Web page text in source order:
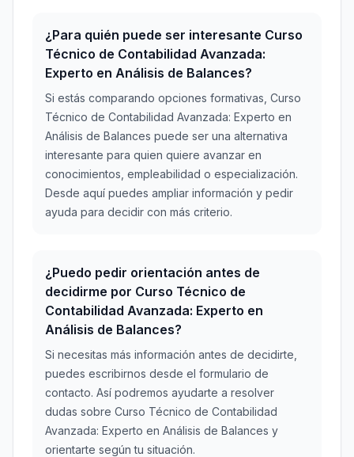
¿Para quién puede ser interesante Curso
Técnico de Contabilidad Avanzada:
Experto en Análisis de Balances?
Si estás comparando opciones formativas, Curso
Técnico de Contabilidad Avanzada: Experto en
Análisis de Balances puede ser una alternativa
interesante para quien quiere avanzar en
conocimientos, empleabilidad o especialización.
Desde aquí puedes ampliar información y pedir
ayuda para decidir con más criterio.
¿Puedo pedir orientación antes de
decidirme por Curso Técnico de
Contabilidad Avanzada: Experto en
Análisis de Balances?
Si necesitas más información antes de decidirte,
puedes escribirnos desde el formulario de
contacto. Así podremos ayudarte a resolver
dudas sobre Curso Técnico de Contabilidad
Avanzada: Experto en Análisis de Balances y
orientarte según tu situación.